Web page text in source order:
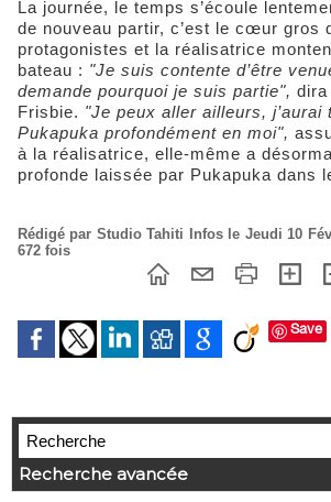
La journée, le temps s’écoule
de nouveau partir, c’est le cœur gros
protagonistes et la réalisatrice
bateau : "Je suis contente d’être
demande pourquoi je suis partie", dira
Frisbie. "Je peux aller ailleurs, j’aurai
Pukapuka profondément en moi",
à la réalisatrice, elle-même a
profonde laissée par Pukapuka dans
Rédigé par Studio Tahiti Infos le Jeudi 10
672 fois
Save
Recherche avancée